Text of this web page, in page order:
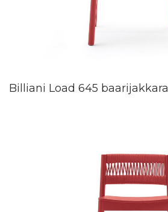
Billiani Load 645 baarijakkara